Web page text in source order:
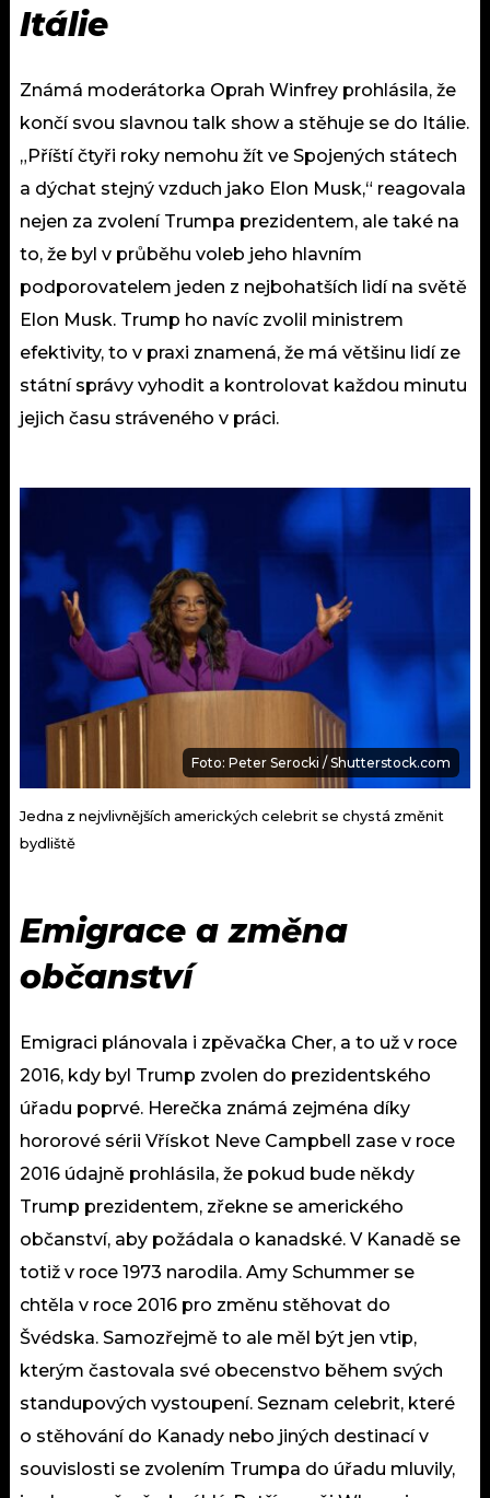
Itálie
Známá moderátorka Oprah Winfrey prohlásila, že
končí svou slavnou talk show a stěhuje se do Itálie.
„Příští čtyři roky nemohu žít ve Spojených státech
a dýchat stejný vzduch jako Elon Musk,“ reagovala
nejen za zvolení Trumpa prezidentem, ale také na
to, že byl v průběhu voleb jeho hlavním
podporovatelem jeden z nejbohatších lidí na světě
Elon Musk. Trump ho navíc zvolil ministrem
efektivity, to v praxi znamená, že má většinu lidí ze
státní správy vyhodit a kontrolovat každou minutu
jejich času stráveného v práci.
Foto: Peter Serocki / Shutterstock.com
Jedna z nejvlivnějších amerických celebrit se chystá změnit
bydliště
Emigrace a změna
občanství
Emigraci plánovala i zpěvačka Cher, a to už v roce
2016, kdy byl Trump zvolen do prezidentského
úřadu poprvé. Herečka známá zejména díky
hororové sérii Vřískot Neve Campbell zase v roce
2016 údajně prohlásila, že pokud bude někdy
Trump prezidentem, zřekne se amerického
občanství, aby požádala o kanadské. V Kanadě se
totiž v roce 1973 narodila. Amy Schummer se
chtěla v roce 2016 pro změnu stěhovat do
Švédska. Samozřejmě to ale měl být jen vtip,
kterým častovala své obecenstvo během svých
standupových vystoupení. Seznam celebrit, které
o stěhování do Kanady nebo jiných destinací v
souvislosti se zvolením Trumpa do úřadu mluvily,